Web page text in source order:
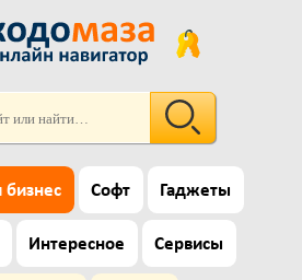
бизнес Софт Гаджеты
Интересное Сервисы